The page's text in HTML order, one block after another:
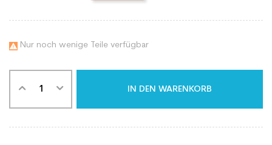
 Nur noch wenige Teile verfügbar
IN DEN WARENKORB